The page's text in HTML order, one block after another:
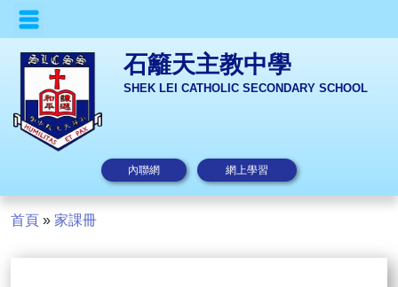
石籬天主教中學
SHEK LEI CATHOLIC SECONDARY SCHOOL
內聯網 網上學習
首頁 » 家課冊